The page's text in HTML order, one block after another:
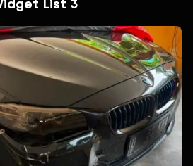
List 3